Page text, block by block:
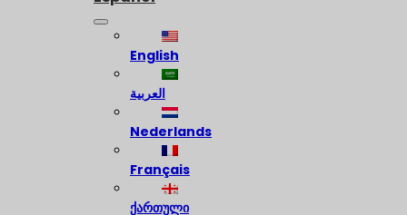
English
العربية
Nederlands
Français
ქართული